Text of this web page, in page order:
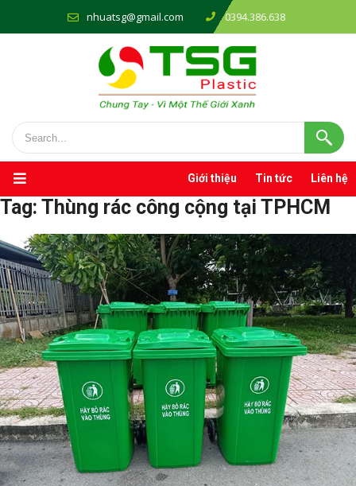
nhuatsg@gmail.com 0394.386.638
Giới thiệu Tin tức Liên hệ
Tag: Thùng rác công cộng tại TPHCM